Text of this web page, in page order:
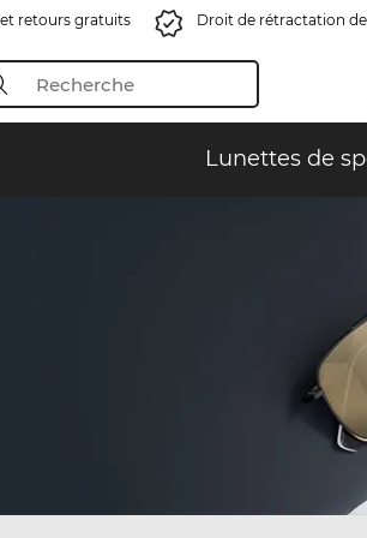
retours gratuits Droit de rétractation
Lunettes de